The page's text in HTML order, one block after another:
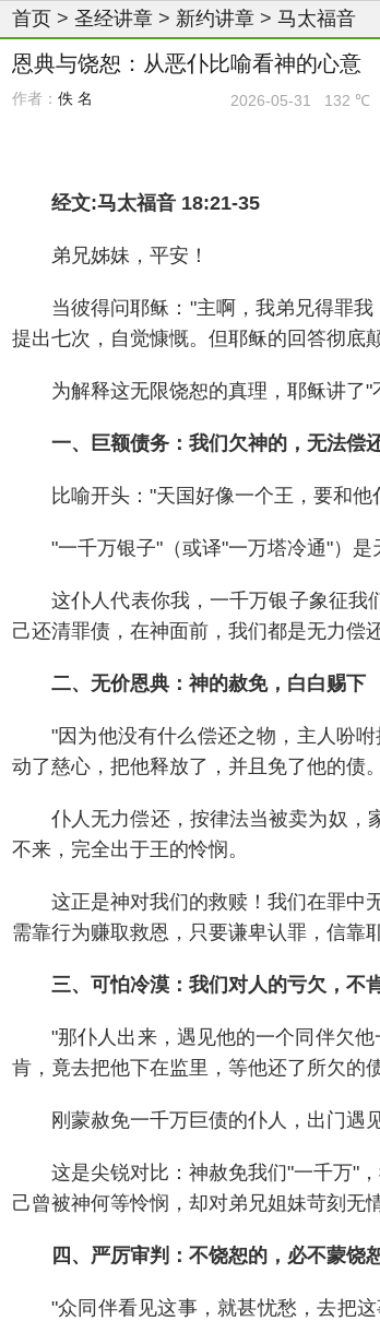
首页 > 圣经讲章 > 新约讲章 > 马太福音
恩典与饶恕：从恶仆比喻看神的心意
作者： 佚 名 2026-05-31 132 ℃
经文:马太福音 18:21-35
弟兄姊妹，平安！
当彼得问耶稣："主啊，我弟兄得罪
提出七次，自觉慷慨。但耶稣的回答彻底
为解释这无限饶恕的真理，耶稣讲了
一、巨额债务：我们欠神的，无法偿
比喻开头："天国好像一个王，要和
"一千万银子"（或译"一万塔冷通"）
这仆人代表你我，一千万银子象征我
己还清罪债，在神面前，我们都是无力偿
二、无价恩典：神的赦免，白白赐下
"因为他没有什么偿还之物，主人吩
动了慈心，把他释放了，并且免了他的债
仆人无力偿还，按律法当被卖为奴，
不来，完全出于王的怜悯。
这正是神对我们的救赎！我们在罪中
需靠行为赚取救恩，只要谦卑认罪，信靠
三、可怕冷漠：我们对人的亏欠，不
"那仆人出来，遇见他的一个同伴欠
肯，竟去把他下在监里，等他还了所欠的
刚蒙赦免一千万巨债的仆人，出门遇
这是尖锐对比：神赦免我们"一千万"
己曾被神何等怜悯，却对弟兄姐妹苛刻无
四、严厉审判：不饶恕的，必不蒙饶
"众同伴看见这事，就甚忧愁，去把